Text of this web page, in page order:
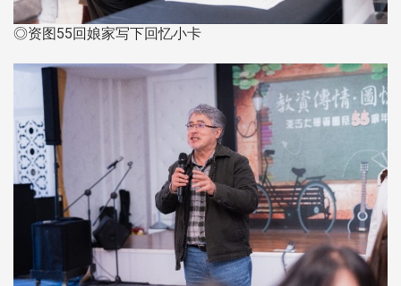
◎资图55回娘家写下回忆小卡